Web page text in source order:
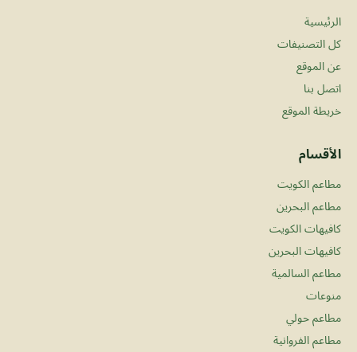
الرئيسية
كل التصنيفات
عن الموقع
اتصل بنا
خريطة الموقع
الأقسام
مطاعم الكويت
مطاعم البحرين
كافيهات الكويت
كافيهات البحرين
مطاعم السالمية
منوعات
مطاعم حولي
مطاعم الفروانية